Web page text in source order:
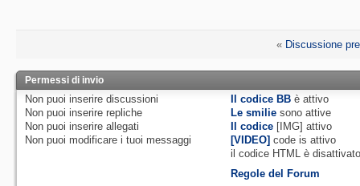
« Discussione
Permessi di invio
Non puoi inserire discussioni
Non puoi inserire repliche
Non puoi inserire allegati
Non puoi modificare i tuoi messaggi
Il codice BB èattivo
Le smilie sono attive
Il codice [IMG]attivo
[VIDEO] code isattivo
il codice HTML è
Regole del Forum